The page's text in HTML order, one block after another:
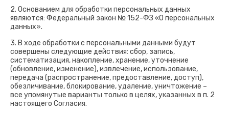
2. Основанием для обработки персональных данных
являются: Федеральный закон № 152-ФЗ «О персональных
данных».
3. В ходе обработки с персональными данными будут
совершены следующие действия: сбор, запись,
систематизация, накопление, хранение, уточнение
(обновление, изменение), извлечение, использование,
передача (распространение, предоставление, доступ),
обезличивание, блокирование, удаление, уничтожение –
все упомянутые варианты только в целях, указанных в п. 2
настоящего Согласия.